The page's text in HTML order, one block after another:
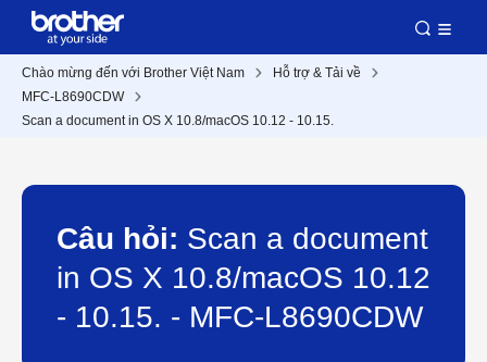
Chào mừng đến với Brother Việt Nam
Hỗ trợ & Tải về
MFC-L8690CDW
Scan a document in OS X 10.8/macOS 10.12 - 10.15.
Câu hỏi: Scan a document
in OS X 10.8/macOS 10.12
- 10.15. - MFC-L8690CDW